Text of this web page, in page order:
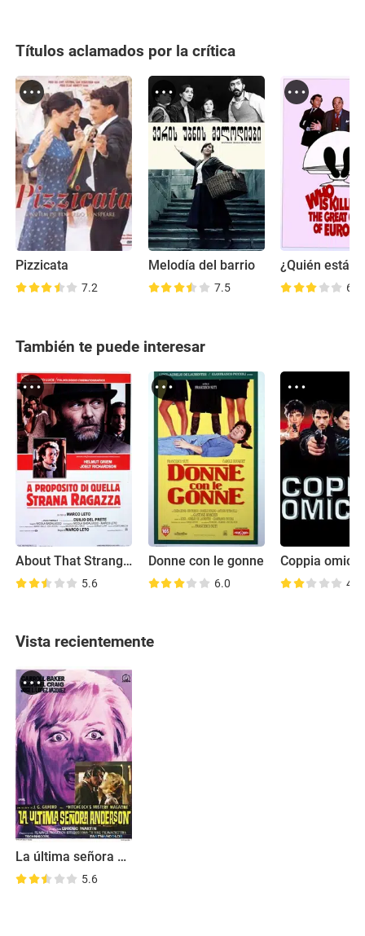
Títulos aclamados por la crítica
Pizzicata
7.2
Melodía del barrio
7.5 6.4
También te puede interesar
About That Strange Girl
5.6
Donne con le gonne
6.0
Coppia
4.3
Vista recientemente
La última señora Anderson
5.6